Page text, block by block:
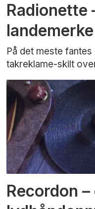
Radionette
landemerke
På det meste
takreklame-skilt
Recordon